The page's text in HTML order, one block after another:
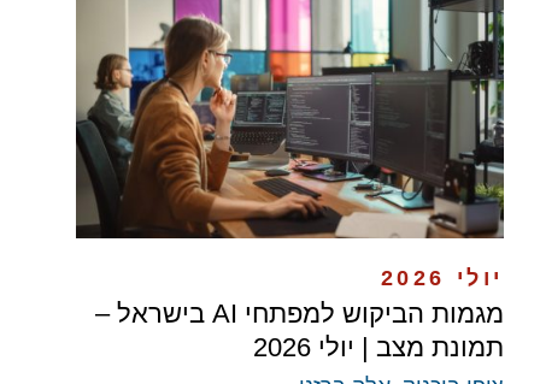
יולי 2026
מגמות הביקוש למפתחי AI בישראל –
תמונת מצב | יולי 2026